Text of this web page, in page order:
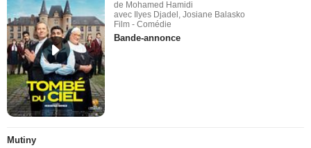
de Mohamed Hamidi
avec Ilyes Djadel, Josiane Balasko
Film - Comédie
Bande-annonce
Mutiny